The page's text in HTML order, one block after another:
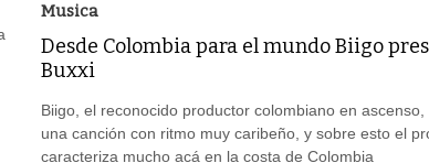
Musica
Desde Colombia para el mundo Biigo
Buxxi
Biigo, el reconocido productor colombiano en ascenso,
una canción con ritmo muy caribeño, y sobre esto el
caracteriza mucho acá en la costa de Colombia